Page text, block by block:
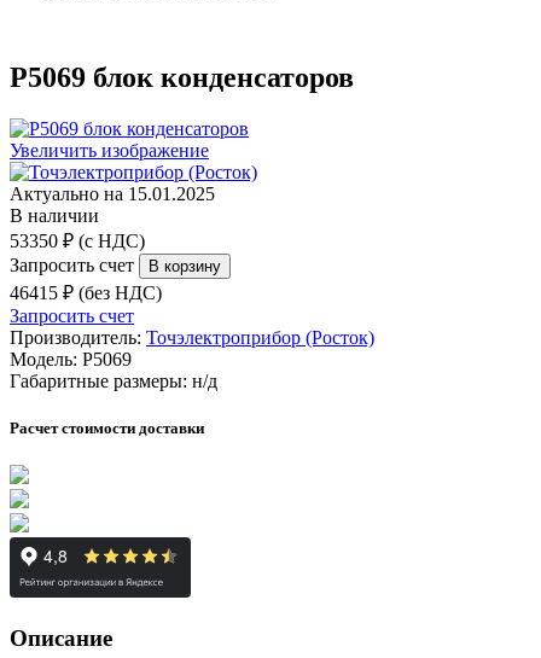
Р5069 блок конденсаторов
Увеличить изображение
Актуально на 15.01.2025
В наличии
53350 ₽ (с НДС)
Запросить счет
46415 ₽ (без НДС)
Запросить счет
Производитель: Точэлектроприбор (Росток)
Модель: Р5069
Габаритные размеры: н/д
Расчет стоимости доставки
Описание